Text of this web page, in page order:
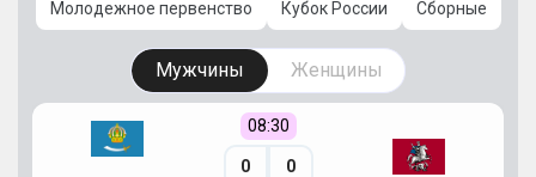
Молодежное первенство Кубок России Сборные
Мужчины Женщины
08:30
0 0